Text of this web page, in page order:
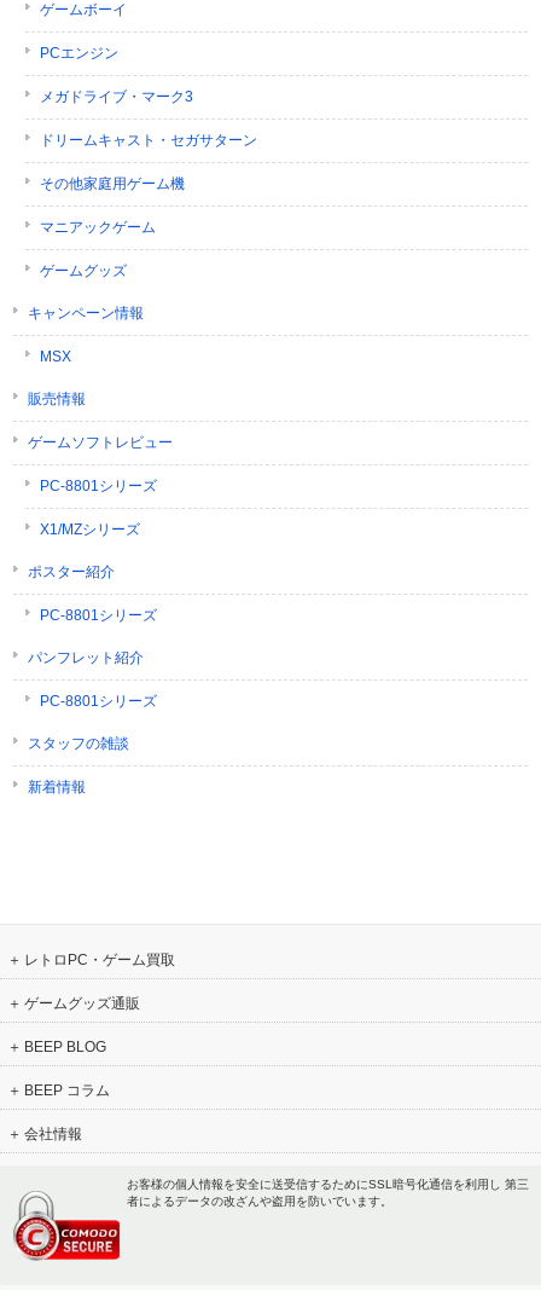
ゲームボーイ
PCエンジン
メガドライブ・マーク3
ドリームキャスト・セガサターン
その他家庭用ゲーム機
マニアックゲーム
ゲームグッズ
キャンペーン情報
MSX
販売情報
ゲームソフトレビュー
PC-8801シリーズ
X1/MZシリーズ
ポスター紹介
PC-8801シリーズ
パンフレット紹介
PC-8801シリーズ
スタッフの雑談
新着情報
レトロPC・ゲーム買取
ゲームグッズ通販
BEEP BLOG
BEEP コラム
会社情報
お客様の個人情報を安全に送受信するためにSSL暗号化通信を利用し 第三
者によるデータの改ざんや盗用を防いでいます。